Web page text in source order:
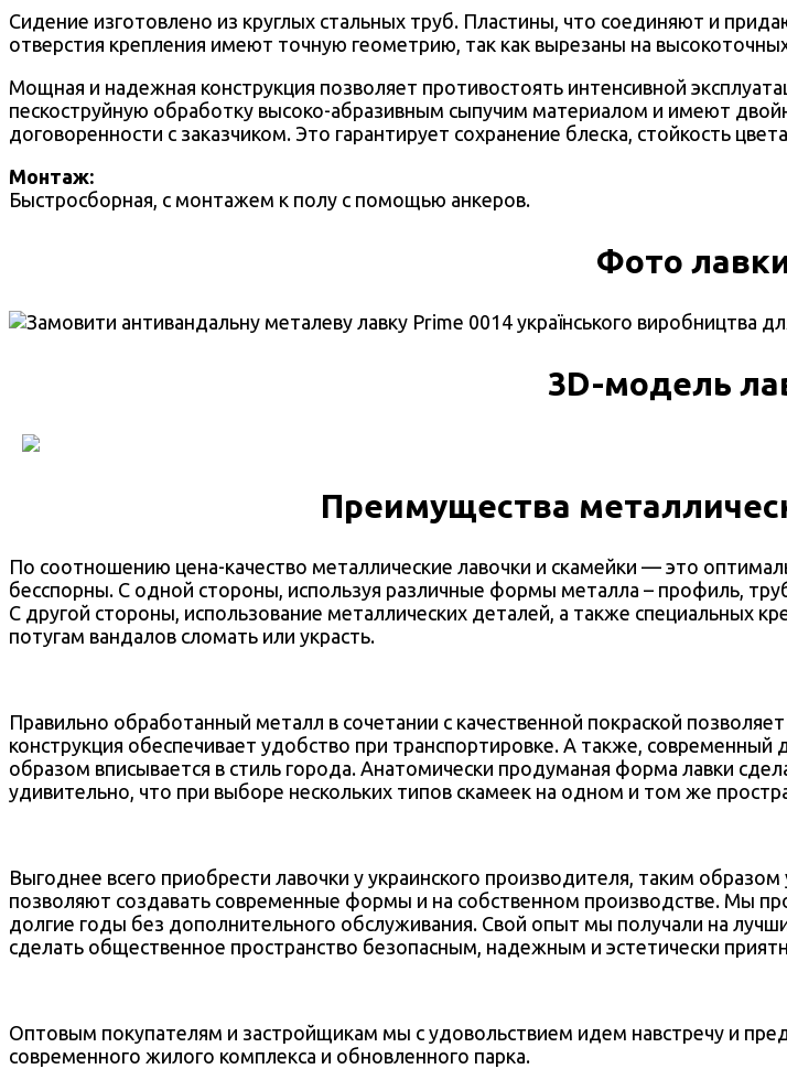
Сидение изготовлено из круглых стальных труб. Пластины, что соединяют и
отверстия крепления имеют точную геометрию, так как вырезаны на
Мощная и надежная конструкция позволяет противостоять интенсивной
пескоструйную обработку высоко-абразивным сыпучим материалом и имеют
договоренности с заказчиком. Это гарантирует сохранение блеска, стойкость
Монтаж:
Быстросборная, с монтажем к полу с помощью анкеров.
Фото
3D-модель
Преимущества
По соотношению цена-качество металлические лавочки и скамейки — это
бесспорны. С одной стороны, используя различные формы металла – профиль,
С другой стороны, использование металлических деталей, а также специальных
потугам вандалов сломать или украсть.
Правильно обработанный металл в сочетании с качественной покраской
конструкция обеспечивает удобство при транспортировке. А также,
образом вписывается в стиль города. Анатомически продуманая форма лавки
удивительно, что при выборе нескольких типов скамеек на одном и том же
Выгоднее всего приобрести лавочки у украинского производителя, таким
позволяют создавать современные формы и на собственном производстве. Мы
долгие годы без дополнительного обслуживания. Свой опыт мы получали на
сделать общественное пространство безопасным, надежным и эстетически
Оптовым покупателям и застройщикам мы с удовольствием идем навстречу и
современного жилого комплекса и обновленного парка.